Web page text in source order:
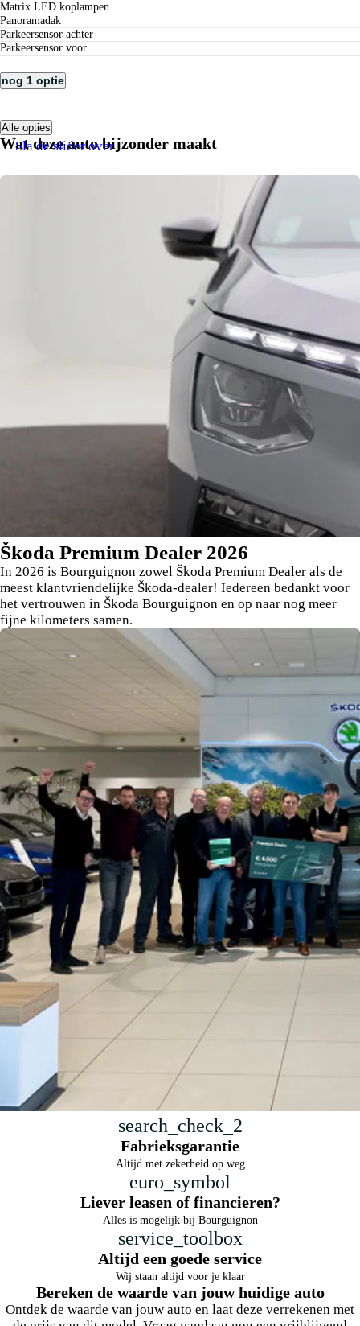
matrix LED koplampen
panoramadak
parkeersensor achter
parkeersensor voor
nog 1 optie
Alle opties
Wat deze auto bijzonder maakt
Sla de slider over
Škoda Premium Dealer 2026
In 2026 is Bourguignon zowel Škoda Premium Dealer als de
meest klantvriendelijke Škoda-dealer! Iedereen bedankt voor
het vertrouwen in Škoda Bourguignon en op naar nog meer
fijne kilometers samen.
search_check_2
Fabrieksgarantie
Altijd met zekerheid op weg
euro_symbol
Liever leasen of financieren?
Alles is mogelijk bij Bourguignon
service_toolbox
Altijd een goede service
Wij staan altijd voor je klaar
Bereken de waarde van jouw huidige auto
Ontdek de waarde van jouw auto en laat deze verrekenen met